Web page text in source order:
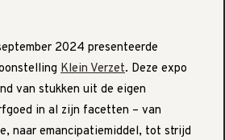
2024 presenteerde
Klein Verzet. Deze expo
van stukken uit de eigen
in al zijn facetten – van
naar emancipatiemiddel, tot strijd